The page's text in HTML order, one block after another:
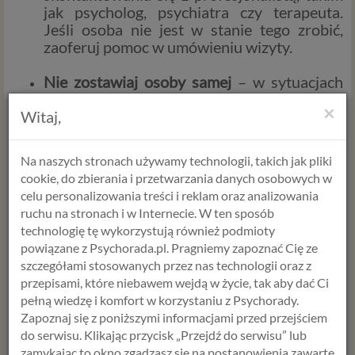
jak psycholog, psychiatra czy terapeuta.
Jeśli osoba nie jest w stanie tego zrobić,
zaoferuj pomoc w umówieniu wizyty.
Nie zostawiaj osoby samej – w sytuacjach
wysokiego ryzyka (jeśli osoba ma konkretny
plan i dostęp do narzędzi samobójczych), nie
przypadkach, wezwać służby ratunkowe.
Skontaktuj się z profesjonalistami
Pomoc specjalistyczna jest kluczowa. Możesz
zaproponować osobie w kryzysie
skontaktowanie się z psychologiem, psychiatrą
lub inną osobą wykwalifikowaną do udzielania
pomocy. W Polsce działają także infolinie
kryzysowe, które oferują wsparcie
psychologiczne 24 godziny na dobę, takie jak:
×
Witaj,
Na naszych stronach używamy technologii, takich jak pliki
cookie, do zbierania i przetwarzania danych osobowych w
celu personalizowania treści i reklam oraz analizowania
ruchu na stronach i w Internecie. W ten sposób
technologię tę wykorzystują również podmioty
powiązane z Psychorada.pl. Pragniemy zapoznać Cię ze
szczegółami stosowanych przez nas technologii oraz z
przepisami, które niebawem wejdą w życie, tak aby dać Ci
pełną wiedzę i komfort w korzystaniu z Psychorady.
Zapoznaj się z poniższymi informacjami przed przejściem
do serwisu. Klikając przycisk „Przejdź do serwisu” lub